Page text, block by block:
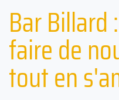
Bar Billard
faire de
tout en